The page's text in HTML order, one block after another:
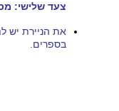
צעד שלישי:
את הניירת יש
בספרים.